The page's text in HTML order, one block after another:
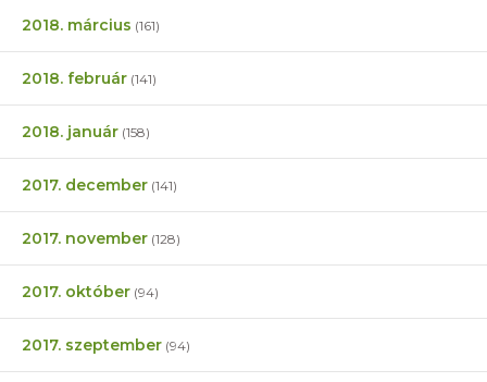
2018. március (161)
2018. február (141)
2018. január (158)
2017. december (141)
2017. november (128)
2017. október (94)
2017. szeptember (94)